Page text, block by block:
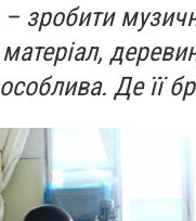
зробити
Де її